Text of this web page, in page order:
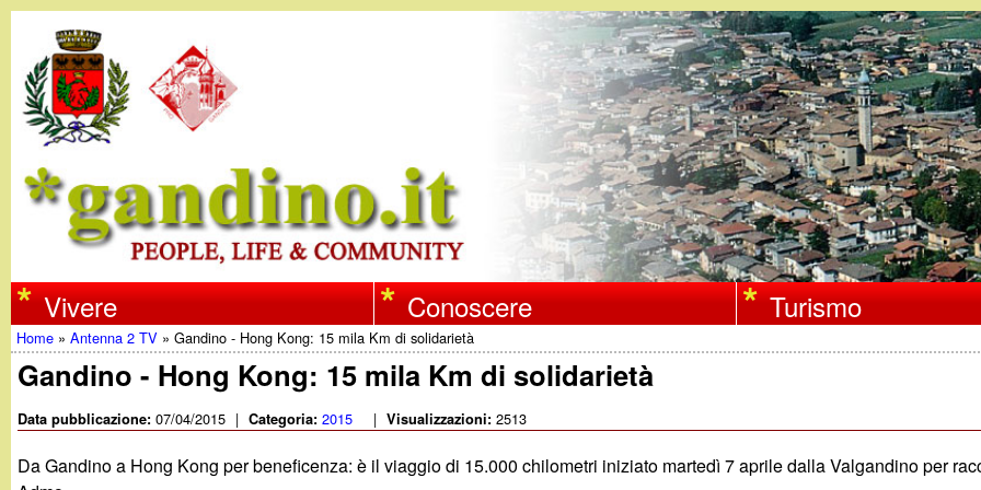
Salta
al
contenuto
principale
w
w
w
.
Vivere Conoscere Turismo
Tu
sei
qui
Home »Antenna 2 TV »Gandino - Hong Kong: 15 mila Km di solidarietà
Gandino - Hong Kong: 15 mila Km di solidarietà
Data pubblicazione:07/04/2015 | Categoria:2015 | Visualizzazioni:2513
Da Gandino a Hong Kong per beneficenza: è il viaggio di 15.000 chilometri iniziato martedì 7 aprile dalla Valgandino per